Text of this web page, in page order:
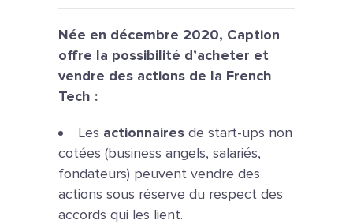
Née en décembre 2020, Caption
offre la possibilité d’acheter et
vendre des actions de la French
Tech :
Les actionnaires de start-ups non
cotées (business angels, salariés,
fondateurs) peuvent vendre des
actions sous réserve du respect des
accords qui les lient.